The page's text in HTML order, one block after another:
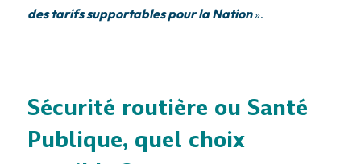
des tarifs supportables pour la Nation».
Sécurité routière ou Santé
Publique, quel choix